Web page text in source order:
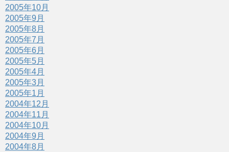
2005年10月
2005年9月
2005年8月
2005年7月
2005年6月
2005年5月
2005年4月
2005年3月
2005年1月
2004年12月
2004年11月
2004年10月
2004年9月
2004年8月